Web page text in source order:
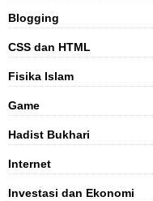
Blogging
CSS dan HTML
Fisika Islam
Game
Hadist Bukhari
Internet
Investasi dan Ekonomi